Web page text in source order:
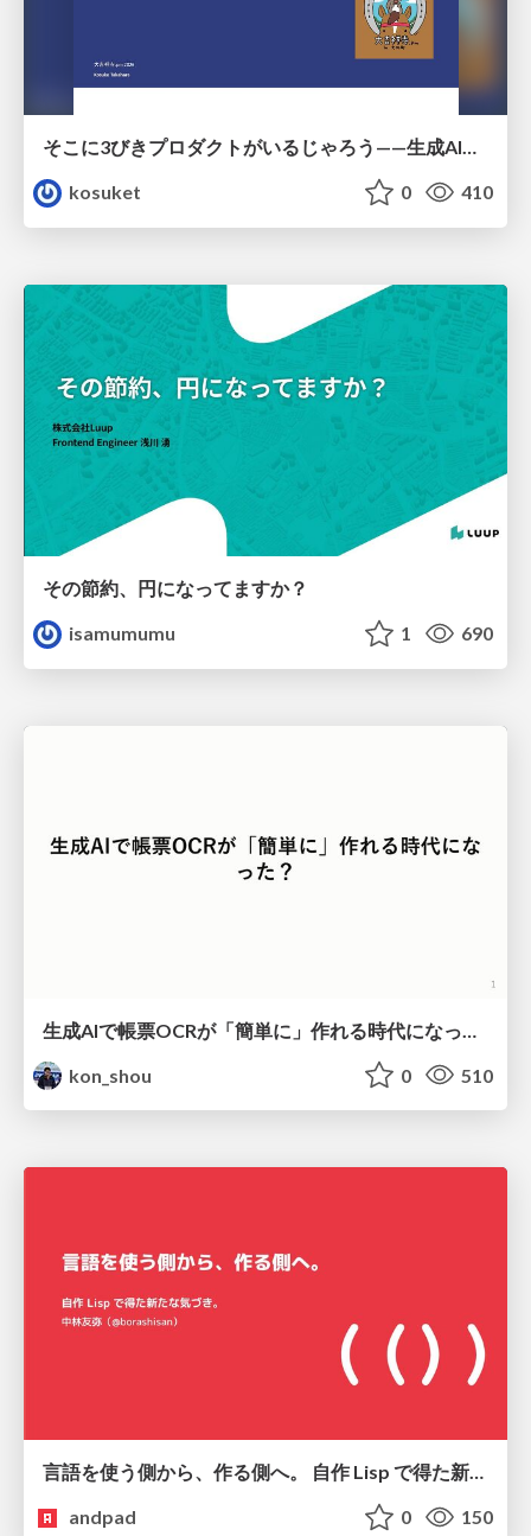
kosuket
0 410
その節約、円になってますか？
isamumumu
1 690
kon_shou
0 510
言語を使う側から、作る側へ。 自作 Lisp で得た新たな気づき。
andpad
0 150